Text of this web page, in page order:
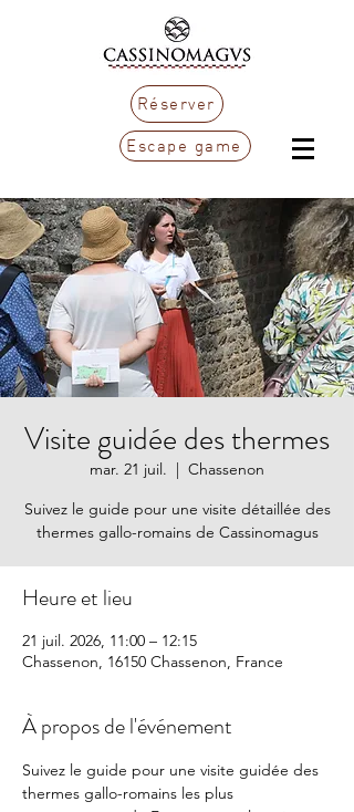
Réserver
Escape game
Visite guidée des thermes
mar. 21 juil.
  |
Chassenon
Suivez le guide pour une visite détaillée des
thermes gallo-romains de Cassinomagus
Heure et lieu
21 juil. 2026, 11:00 – 12:15
Chassenon, 16150 Chassenon, France
À propos de l'événement
Suivez le guide pour une visite guidée des
thermes gallo-romains les plus